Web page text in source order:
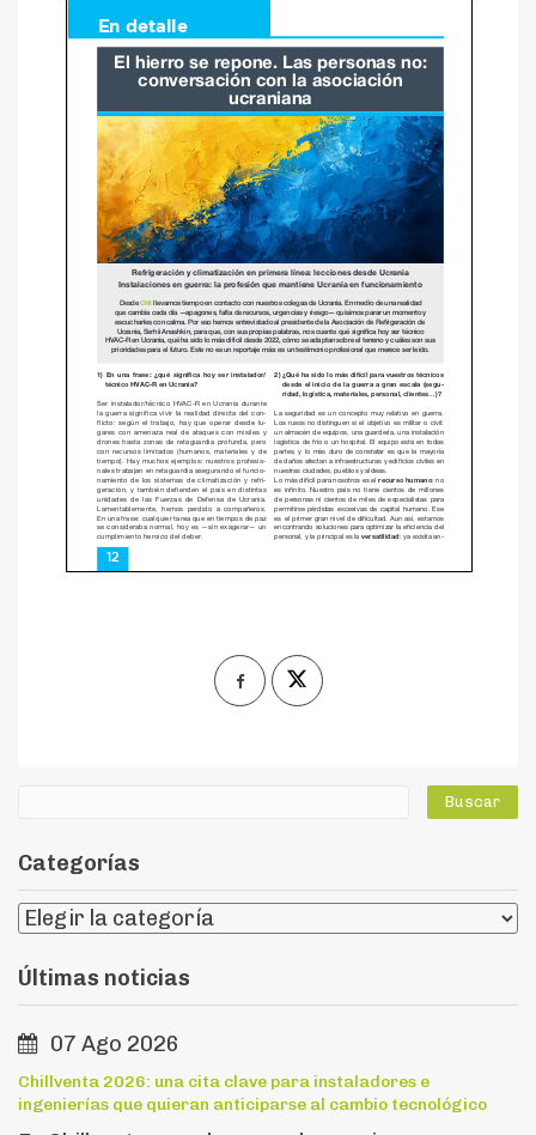
Categorías
Últimas noticias
07 Ago 2026
Chillventa 2026: una cita clave para instaladores e
ingenierías que quieran anticiparse al cambio tecnológico